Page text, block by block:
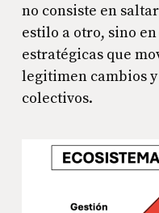
no consiste en
estilo a otro, sino
estratégicas que
legitimen cambios
colectivos.